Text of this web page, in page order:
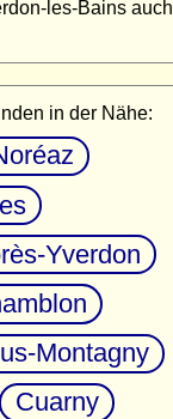
les-Bains auch
in der Nähe:
Yverdon
Montagny
Cuarny